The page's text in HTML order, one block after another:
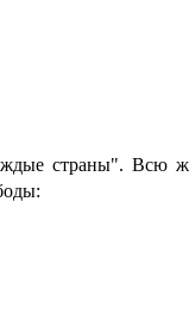
страны". Всю